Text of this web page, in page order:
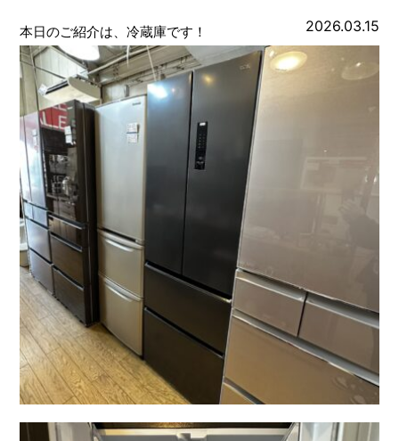
2026.03.15
本日のご紹介は、冷蔵庫です！